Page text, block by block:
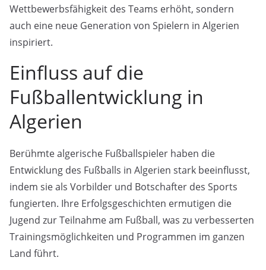
Wettbewerbsfähigkeit des Teams erhöht, sondern
auch eine neue Generation von Spielern in Algerien
inspiriert.
Einfluss auf die
Fußballentwicklung in
Algerien
Berühmte algerische Fußballspieler haben die
Entwicklung des Fußballs in Algerien stark beeinflusst,
indem sie als Vorbilder und Botschafter des Sports
fungierten. Ihre Erfolgsgeschichten ermutigen die
Jugend zur Teilnahme am Fußball, was zu verbesserten
Trainingsmöglichkeiten und Programmen im ganzen
Land führt.